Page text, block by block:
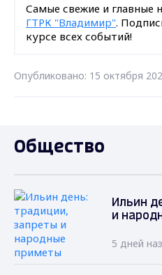
Самые свежие и главные
ГТРК "Владимир".
курсе всех событий!
Опубликовано: 15 октября
Общество
Ильин
и
5 дней